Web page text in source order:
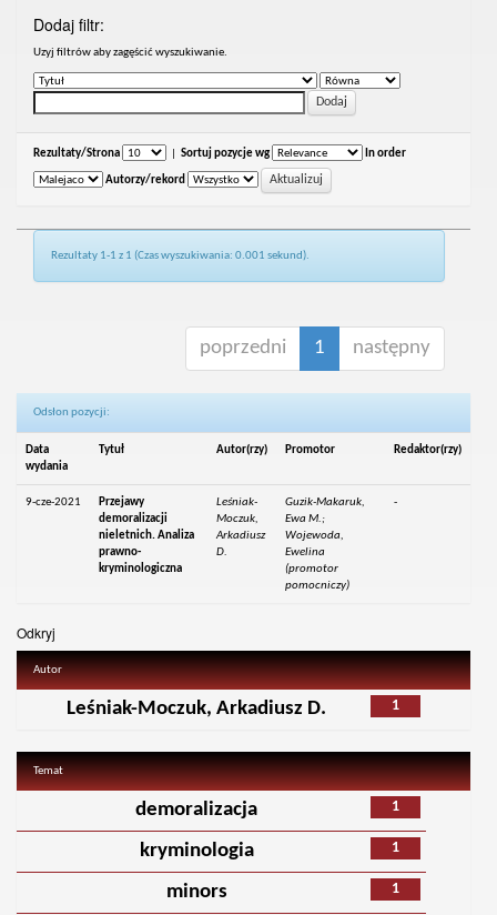
Dodaj filtr:
Uzyj filtrów aby zagęścić wyszukiwanie.
Rezultaty/Strona Sortuj pozycje wg In order
Autorzy/rekord
Rezultaty 1-1 z 1 (Czas wyszukiwania: 0.001 sekund).
poprzedni 1 następny
Odsłon pozycji:
Data
wydania
Tytuł Autor(rzy) Promotor Redaktor(rzy)
9-cze-2021
Przejawy
demoralizacji
nieletnich. Analiza
prawno-
kryminologiczna
Leśniak-
Moczuk,
Arkadiusz
D.
Guzik-Makaruk,
Ewa M.;
Wojewoda,
Ewelina
(promotor
pomocniczy)
-
Odkryj
Autor
1
Leśniak-Moczuk, Arkadiusz D.
Temat
1
demoralizacja
1
kryminologia
1
minors